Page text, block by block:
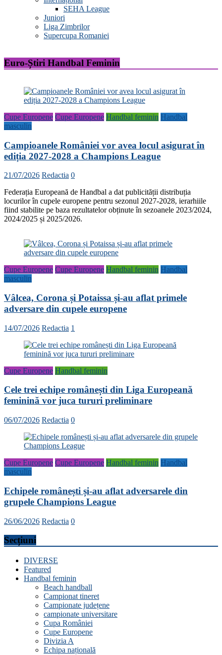
SEHA League
Juniori
Liga Zimbrilor
Supercupa Romaniei
Euro-Știri Handbal Feminin
Cupe Europene Cupe Europene Handbal feminin Handbal
masculin
Campioanele României vor avea locul asigurat în
ediția 2027-2028 a Champions League
21/07/2026 Redactia 0
Federația Europeană de Handbal a dat publicității distribuția
locurilor în cupele europene pentru sezonul 2027-2028, ierarhiile
fiind stabilite pe baza rezultatelor obținute în sezoanele 2023/2024,
2024/2025 și 2025/2026.
Cupe Europene Cupe Europene Handbal feminin Handbal
masculin
Vâlcea, Corona și Potaissa și-au aflat primele
adversare din cupele europene
14/07/2026 Redactia 1
Cupe Europene Handbal feminin
Cele trei echipe românești din Liga Europeană
feminină vor juca tururi preliminare
06/07/2026 Redactia 0
Cupe Europene Cupe Europene Handbal feminin Handbal
masculin
Echipele românești și-au aflat adversarele din
grupele Champions League
26/06/2026 Redactia 0
Secțiuni
DIVERSE
Featured
Handbal feminin
Beach handball
Campionat tineret
Campionate județene
campionate universitare
Cupa României
Cupe Europene
Divizia A
Echipa națională